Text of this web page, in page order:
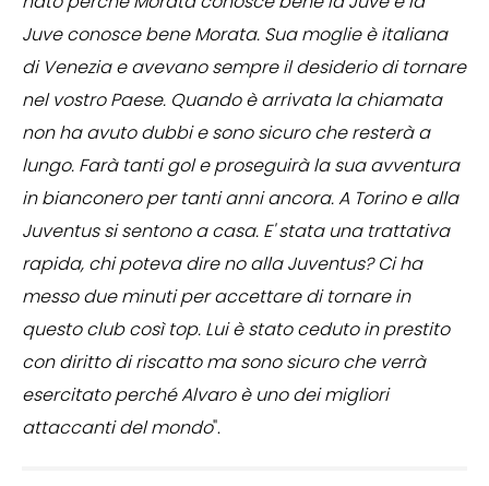
Juve conosce bene Morata. Sua moglie è italiana
di Venezia e avevano sempre il desiderio di tornare
nel vostro Paese. Quando è arrivata la chiamata
non ha avuto dubbi e sono sicuro che resterà a
lungo. Farà tanti gol e proseguirà la sua avventura
in bianconero per tanti anni ancora. A Torino e alla
Juventus si sentono a casa. E' stata una trattativa
rapida, chi poteva dire no alla Juventus? Ci ha
messo due minuti per accettare di tornare in
questo club così top. Lui è stato ceduto in prestito
con diritto di riscatto ma sono sicuro che verrà
esercitato perché Alvaro è uno dei migliori
attaccanti del mondo".